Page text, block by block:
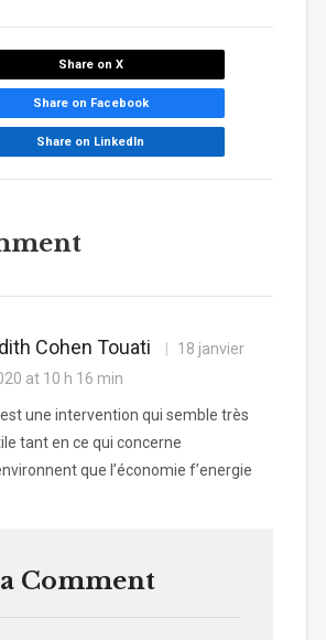
Share on X
Share on Facebook
Share on LinkedIn
Cohen Touati
18 janvier
at 10 h 16 min
une intervention qui semble très
tant en ce qui concerne
que l’économie f’energie
Comment